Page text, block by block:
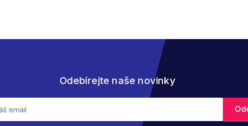
Odebírejte naše novinky